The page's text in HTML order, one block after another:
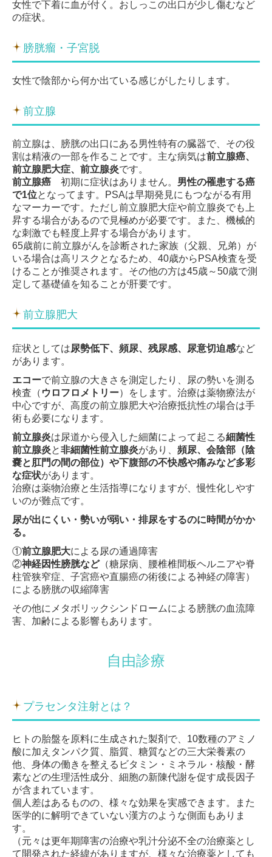
女性で下着に血が付く。おしっこの出口が少し傷むなど
の症状。
膀胱瘤・子宮脱
女性で陰部から何か出ている感じがしたりします。
前立腺
前立腺は、膀胱の出口にある男性特有の臓器で、その役
割は精液の一部を作ることです。主な病気は前立腺癌、
前立腺肥大症、前立腺炎です。
前立腺癌 初期に症状はありません。 男性の罹患する癌
で1位となってます。PSAは早期発見にもつながる有用
なマーカーです。ただし前立腺肥大症や前立腺炎でも上
昇する場合があるので見極めが必要です。また、機械的
な刺激でも軽度上昇する場合があります。
65歳前に前立腺がんを診断された家族（父親、兄弟）が
いる場合は高リスクとなるため、40歳からPSA検査を受
けることが推奨されます。その他の方は45歳～50歳で測
定して基礎値を知ることが肝要です。
前立腺肥大
症状としては尿勢低下、頻尿、残尿感、尿意切迫感など
があります。
エコーで前立腺の大きさを測定したり、尿の勢いを測る
検査（ ウロフロメトリー）をします。治療は薬物療法が
中心ですが、高度の前立腺肥大や治療抵抗性の場合は手
術も必要になります。
前立腺炎は尿道から侵入した細菌によって起こる細菌性
前立腺炎と非細菌性前立腺炎があり、 頻尿、会陰部（陰
嚢と肛門の間の部位）や下腹部の不快感や痛みなど多彩
な症状があります。
治療は薬物治療と生活指導になりますが、慢性化しやす
いのが難点です。
尿が出にくい・勢いが弱い・排尿をするのに時間がかか
る。
①前立腺肥大による尿の通過障害
②神経因性膀胱など（糖尿病、腰椎椎間板ヘルニアや脊
柱管狭窄症、子宮癌や直腸癌の術後による神経の障害）
による膀胱の収縮障害
その他にメタボリックシンドロームによる膀胱の血流障
害、加齢による影響もあります。
自由診療
プラセンタ注射とは？
ヒトの胎盤を原料に生成された製剤で、10数種のアミノ
酸に加えタンパク質、脂質、糖質などの三大栄養素の
他、身体の働きを整えるビタミン・ミネラル・核酸・酵
素などの生理活性成分、細胞の新陳代謝を促す成長因子
が含まれています。
個人差はあるものの、様々な効果を実感できます。また
医学的に解明できていない漢方のような側面もありま
す。
（元々は更年期障害の治療や乳汁分泌不全の治療薬とし
て開発された経緯がありますが、様々な治療薬としても